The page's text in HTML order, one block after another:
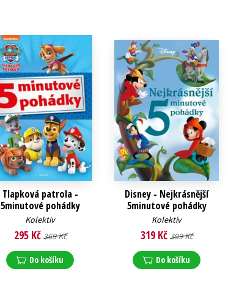
Tlapková patrola -
5minutové pohádky
Kolektiv
295 Kč 369 Kč
Do košíku
Disney - Nejkrásnější
5minutové pohádky
Kolektiv
319 Kč 399 Kč
Do košíku